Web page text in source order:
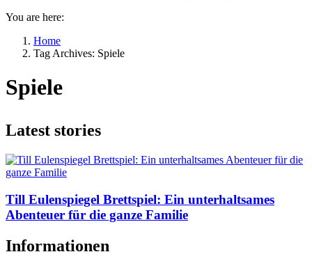
You are here:
Home
Tag Archives: Spiele
Spiele
Latest stories
Till Eulenspiegel Brettspiel: Ein unterhaltsames
Abenteuer für die ganze Familie
Informationen